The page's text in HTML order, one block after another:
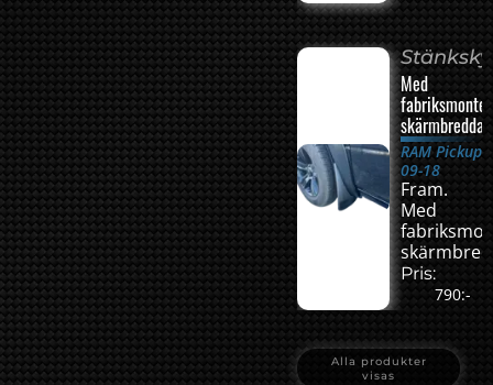
Med
RAM Pickup
09-18
Fram.
Med
Pris:
790:-
Alla produkter
visas